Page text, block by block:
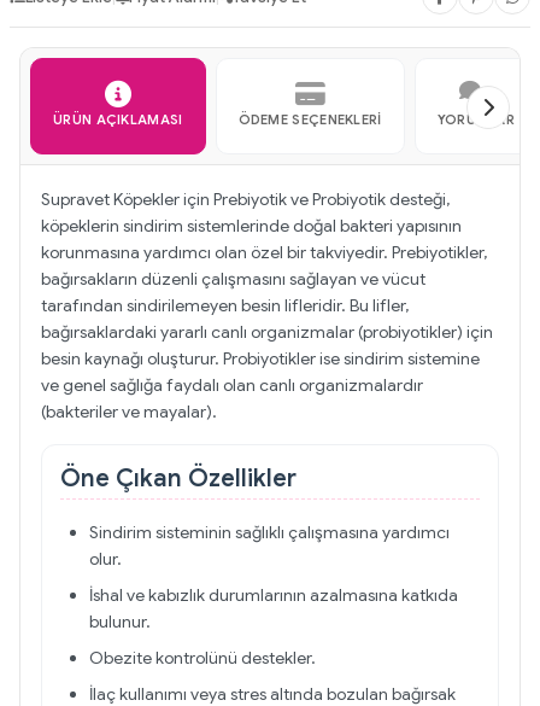
ÜRÜN AÇIKLAMASI ÖDEME SEÇENEKLERI YORUMLAR
Supravet Köpekler için Prebiyotik ve Probiyotik desteği,
köpeklerin sindirim sistemlerinde doğal bakteri yapısının
korunmasına yardımcı olan özel bir takviyedir. Prebiyotikler,
bağırsakların düzenli çalışmasını sağlayan ve vücut
tarafından sindirilemeyen besin lifleridir. Bu lifler,
bağırsaklardaki yararlı canlı organizmalar (probiyotikler) için
besin kaynağı oluşturur. Probiyotikler ise sindirim sistemine
ve genel sağlığa faydalı olan canlı organizmalardır
(bakteriler ve mayalar).
Öne Çıkan Özellikler
Sindirim sisteminin sağlıklı çalışmasına yardımcı
olur.
İshal ve kabızlık durumlarının azalmasına katkıda
bulunur.
Obezite kontrolünü destekler.
İlaç kullanımı veya stres altında bozulan bağırsak